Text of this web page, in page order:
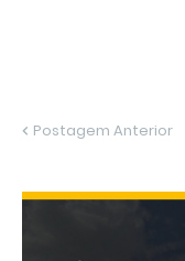
Postagem Anterior